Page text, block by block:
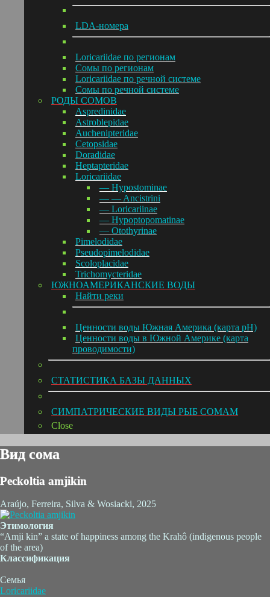
LDA-номера
Loricariidae по регионам
Сомы по регионам
Loricariidae по речной системе
Сомы по речной системе
РОДЫ СОМОВ
Aspredinidae
Astroblepidae
Auchenipteridae
Cetopsidae
Doradidae
Heptapteridae
Loricariidae
— Hypostominae
— — Ancistrini
— Loricariinae
— Hypoptopomatinae
— Otothyrinae
Pimelodidae
Pseudopimelodidae
Scoloplacidae
Trichomycteridae
ЮЖНОАМЕРИКАНСКИЕ ВОДЫ
Hайти реки
Ценности воды Южная Америка (карта pH)
Ценности воды в Южной Америке (карта
проводимости)
СТАТИСТИКА БАЗЫ ДАННЫХ
СИМПАТРИЧЕСКИЕ ВИДЫ РЫБ СОМАМ
Close
Вид сома
Peckoltia amjikin
Araújo, Ferreira, Silva & Wosiacki, 2025
Этимология
“Amji kin” a state of happiness among the Krahô (indigenous people
of the area)
Классификация
Семья
Loricariidae